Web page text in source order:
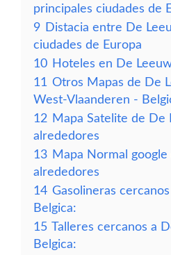
principales ciudades de
9 Distacia entre De
ciudades de Europa
10 Hoteles en De
11 Otros Mapas de De
West-Vlaanderen -
12 Mapa Satelite de De
alrededores
13 Mapa Normal
alrededores
14 Gasolineras
Belgica:
15 Talleres cercanos a
Belgica: